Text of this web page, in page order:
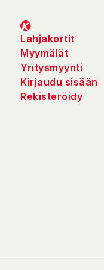
Lahjakortit
Myymälät
Yritysmyynti
Kirjaudu sisään
Rekisteröidy